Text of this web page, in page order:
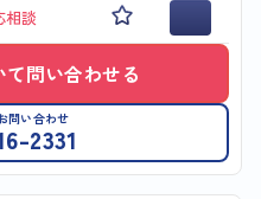
相談
問い合わせる
問い合わせ
2331